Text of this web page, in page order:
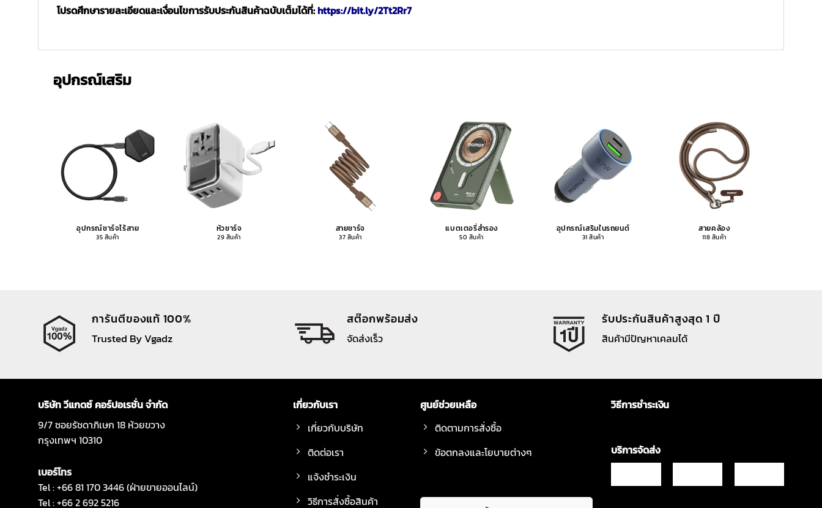
โปรดศึกษารายละเอียดและเงื่อนไขการรับประกันสินค้าฉบับเต็มได้ที่:https://bit.ly/2Tt2Rr7
อุปกรณ์เสริม
อุปกรณ์ชาร์จไร้สาย
35 สินค้า
หัวชาร์จ
29 สินค้า
สายชาร์จ
37 สินค้า
แบตเตอรี่สำรอง
50 สินค้า
อุปกรณ์เสริมในรถยนต์
31 สินค้า
สายคล้อง
118 สินค้า
การันตีของแท้ 100%
Trusted By Vgadz
สต๊อกพร้อมส่ง
จัดส่งเร็ว
รับประกันสินค้าสูงสุด 1 ปี
สินค้ามีปัญหาเคลมได้
บริษัท วีแกดซ์ คอร์ปอเรชั่น จำกัด
9/7 ซอยรัชดาภิเษก 18 ห้วยขวาง
กรุงเทพฯ 10310
เบอร์โทร
Tel : +66 81 170 3446 (ฝ่ายขายออนไลน์)
Tel : +66 2 692 5216
เกี่ยวกับเรา
เกี่ยวกับบริษัท
ติดต่อเรา
แจ้งชำระเงิน
วิธีการสั่งซื้อสินค้า
ศูนย์ช่วยเหลือ
ติดตามการสั่งซื้อ
ข้อตกลงและโยบายต่างๆ
วิธีการชำระเงิน
บริการจัดส่ง